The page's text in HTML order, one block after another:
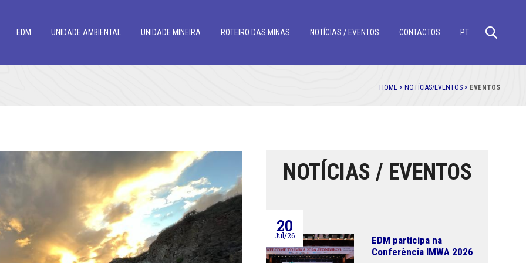
EDM UNIDADE AMBIENTAL UNIDADE MINEIRA ROTEIRO DAS MINAS NOTÍCIAS / EVENTOS CONTACTOS PT
HOME > NOTÍCIAS/EVENTOS > EVENTOS
NOTÍCIAS / EVENTOS
20
Jul/26
EDM participa na
Conferência IMWA 2026